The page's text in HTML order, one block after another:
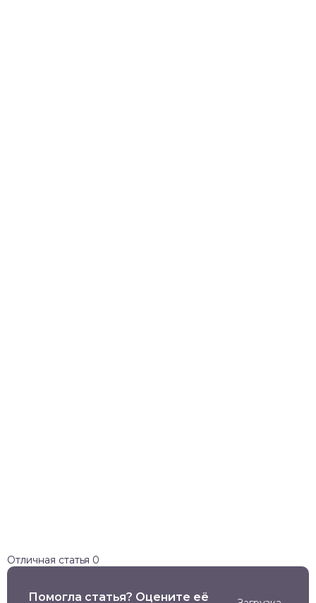
Отличная статья 0
Помогла статья? Оцените её